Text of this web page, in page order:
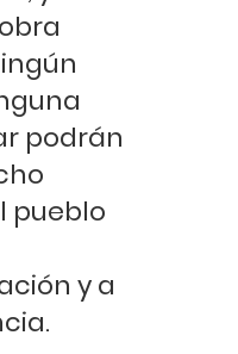
podrán
pueblo
y a